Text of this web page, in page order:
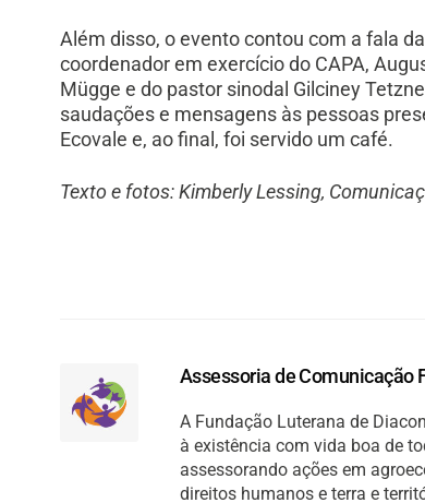
Além disso, o evento contou com a fala
coordenador em exercício do CAPA,
Mügge e do pastor sinodal Gilciney
saudações e mensagens às pessoas
Ecovale e, ao final, foi servido um café.
Texto e fotos: Kimberly Lessing,
Assessoria de Comunicação
A Fundação Luterana de
à existência com vida boa de
assessorando ações em
direitos humanos e terra e